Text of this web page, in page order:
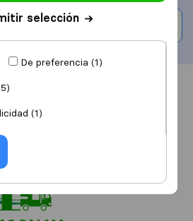
una valoración
Valoraciones
selección
De preferencia (1)
(1)